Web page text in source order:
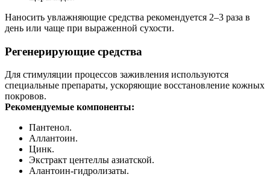
Наносить увлажняющие средства рекомендуется 2–3 раза в
день или чаще при выраженной сухости.
Регенерирующие средства
Для стимуляции процессов заживления используются
специальные препараты, ускоряющие восстановление кожных
покровов.
Рекомендуемые компоненты:
Пантенол.
Аллантоин.
Цинк.
Экстракт центеллы азиатской.
Алантоин-гидролизаты.